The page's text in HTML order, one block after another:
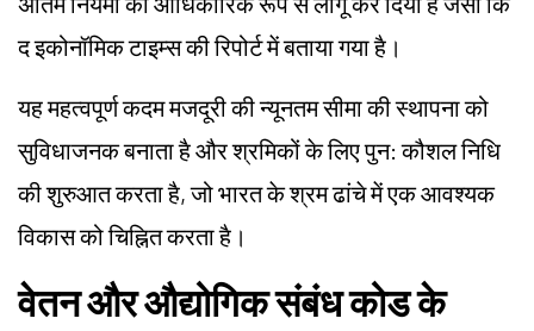
द इकोनॉमिक टाइम्स की रिपोर्ट में बताया गया है।
यह महत्वपूर्ण कदम मजदूरी की न्यूनतम सीमा की स्थापना को
सुविधाजनक बनाता है और श्रमिकों के लिए पुन: कौशल निधि
की शुरुआत करता है, जो भारत केश्रमढांचे में एक आवश्यक
विकास को चिह्नित करता है।
वेतन और औद्योगिक संबंध कोड के